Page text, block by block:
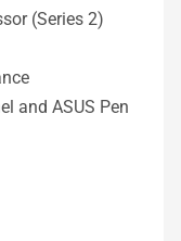
(Series 2)
and ASUS Pen